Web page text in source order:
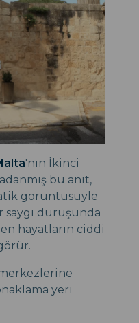
'nın İkinci
bu anıt,
görüntüsüyle
duruşunda
hayatların ciddi
yeri